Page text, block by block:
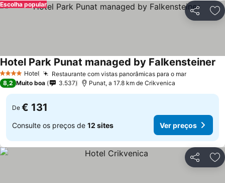
Partilhar
Escolha popular
4 EstrelasHotel Restaurante com vistas panorâmicas para o mar
Hotel Park Punat managed by Falkensteiner
8,2 Muito boa 3.537 Punat, a 17.8 km de Crikvenica
De € 131
Consulte os preços de 12 sites Ver preços
Partilhar